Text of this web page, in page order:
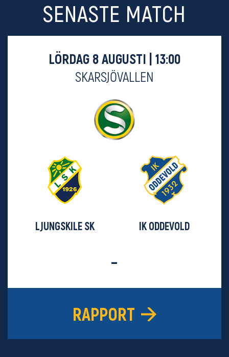
SENASTE MATCH
LÖRDAG 8 AUGUSTI | 13:00
SKARSJÖVALLEN
LJUNGSKILE SK IK ODDEVOLD
-
RAPPORT